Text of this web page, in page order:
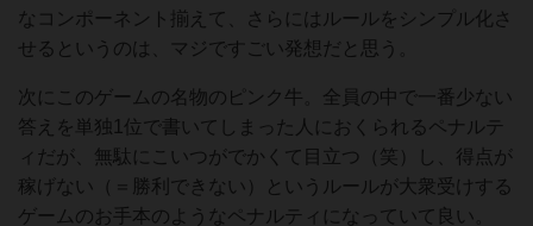
なコンポーネント揃えて、さらにはルールをシンプル化さ
せるというのは、マジですごい発想だと思う。
次にこのゲームの名物のピンク牛。全員の中で一番少ない
答えを単独1位で書いてしまった人におくられるペナルテ
ィだが、無駄にこいつがでかくて目立つ（笑）し、得点が
稼げない（＝勝利できない）というルールが大衆受けする
ゲームのお手本のようなペナルティになっていて良い。